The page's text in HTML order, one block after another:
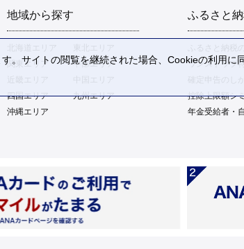
地域から探す
関東エリア
中部エリア
四国エリア
九州エリア
沖縄エリア
ふるさと
ふるさと納税
ワンストップ
控除上限額シ
年金受給者・
サイトの閲覧を継続された場合、Cookieの利用に